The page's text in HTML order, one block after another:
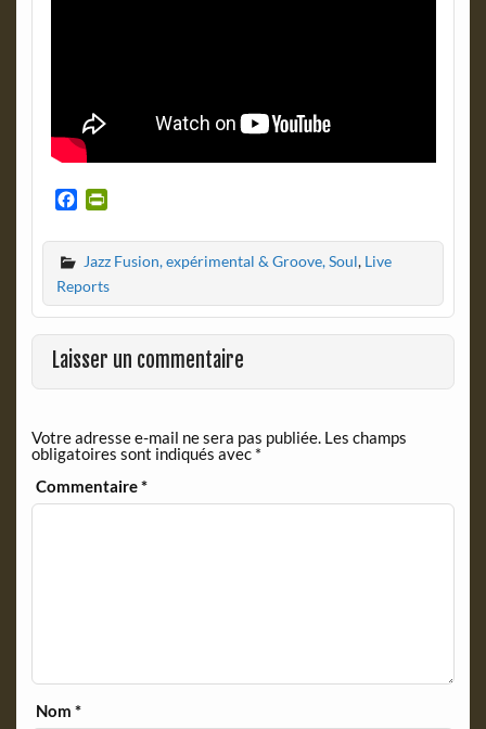
c
e
b
o
o
k
i
n
t
F
r
i
e
n
l
y
Jazz Fusion, expérimental & Groove, Soul, Live
Reports
Laisser un commentaire
Votre adresse e-mail ne sera pas publiée. Les champs
obligatoires sont indiqués avec *
Commentaire*
Nom*